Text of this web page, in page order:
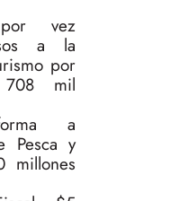
vez
a la
por
708 mil
a
Pesca y
millones